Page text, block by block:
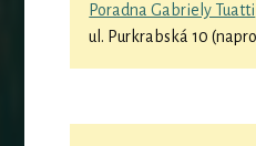
Poradna Gabriely Tuatti
ul. Purkrabská 10